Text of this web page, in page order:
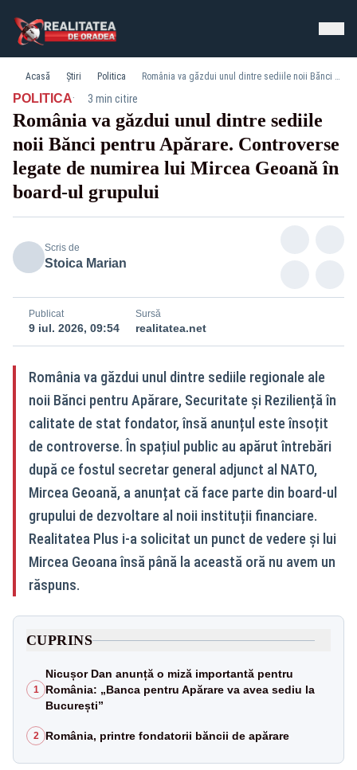
Acasă Știri Politica România va găzdui unul dintre sediile noii Bănci pentru Apărare. Controverse legate de numirea lui Mircea Geoană în board-ul grupului
POLITICA· 3 min citire
România va găzdui unul dintre sediile
noii Bănci pentru Apărare. Controverse
legate de numirea lui Mircea Geoană în
board-ul grupului
Scris de
Stoica Marian
Publicat
9 iul. 2026, 09:54
Sursă
realitatea.net
România va găzdui unul dintre sediile regionale ale
noii Bănci pentru Apărare, Securitate și Reziliență în
calitate de stat fondator, însă anunțul este însoțit
de controverse. În spațiul public au apărut întrebări
după ce fostul secretar general adjunct al NATO,
Mircea Geoană, a anunțat că face parte din board-ul
grupului de dezvoltare al noii instituții financiare.
Realitatea Plus i-a solicitat un punct de vedere și lui
Mircea Geoana însă până la această oră nu avem un
răspuns.
CUPRINS
1
Nicușor Dan anunță o miză importantă pentru
România: „Banca pentru Apărare va avea sediu la
București”
2 România, printre fondatorii băncii de apărare